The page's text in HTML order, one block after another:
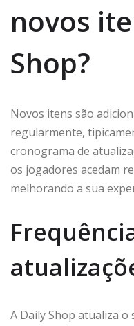
novos
Shop?
Novos itens são
regularmente,
cronograma de
os jogadores acedam
melhorando a sua
A Daily Shop atualiza